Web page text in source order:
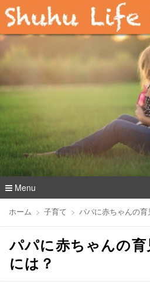
Menu
テ
移
ホーム 子育て パパに赤ちゃんの
パパに赤ちゃんの
には？